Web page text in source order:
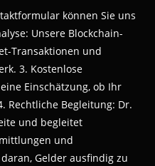
können Sie uns
Unsere Blockchain-
Transaktionen und
3. Kostenlose
Einschätzung, ob Ihr
Rechtliche Begleitung: Dr.
und begleitet
und
Gelder ausfindig zu